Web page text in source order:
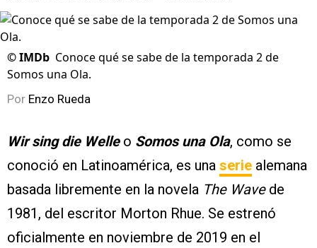
©IMDb Conoce qué se sabe de la temporada 2 de
Somos una Ola.
Por Enzo Rueda
Wir sing die Welleo Somos una Ola, como se
conoció en Latinoamérica, es una serie alemana
basada libremente en la novela The Wavede
1981, del escritor Morton Rhue. Se estrenó
oficialmente en noviembre de 2019 en el